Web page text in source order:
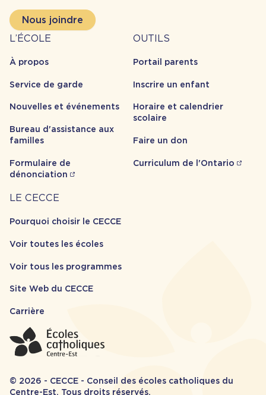
Nous joindre
À
propos
L’ÉCOLE
À propos
Service de garde
Nouvelles et événements
Bureau d'assistance aux
familles
Formulaire de
dénonciation
Outils
OUTILS
Portail parents
Inscrire un enfant
Horaire et calendrier
scolaire
Faire un don
Curriculum de l'Ontario
Carrière
LE CECCE
Pourquoi choisir le CECCE
Voir toutes les écoles
Voir tous les programmes
Site Web du CECCE
Carrière
© 2026 - CECCE - Conseil des écoles catholiques du
Centre-Est. Tous droits réservés.